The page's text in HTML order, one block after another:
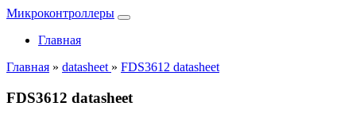
Микроконтроллеры
Главная
Главная » datasheet » FDS3612 datasheet
FDS3612 datasheet